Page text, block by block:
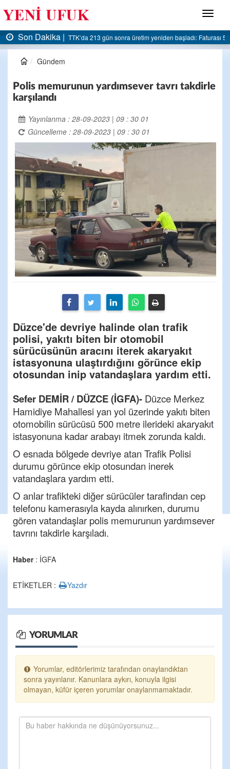
Menü
sonra üretim yeniden başladı: Faturası 5 milyar liraya dayandı
Son Dakika |AK Parti Ereğli
Gündem
Polis memurunun yardımsever tavrı takdirle
karşılandı
Yayınlanma : 28-09-2023 | 09 : 30 01
Güncelleme : 28-09-2023 | 09 : 30 01
Düzce'de devriye halinde olan trafik
polisi, yakıtı biten bir otomobil
sürücüsünün aracını iterek akaryakıt
istasyonuna ulaştırdığını görünce ekip
otosundan inip vatandaşlara yardım etti.
Sefer DEMİR / DÜZCE (İGFA)- Düzce Merkez
Hamidiye Mahallesi yan yol üzerinde yakıtı biten
otomobilin sürücüsü 500 metre ilerideki akaryakıt
istasyonuna kadar arabayı itmek zorunda kaldı.
O esnada bölgede devriye atan Trafik Polisi
durumu görünce ekip otosundan inerek
vatandaşlara yardım etti.
O anlar trafikteki diğer sürücüler tarafindan cep
telefonu kamerasıyla kayda alınırken, durumu
gören vatandaşlar polis memurunun yardımsever
tavrını takdirle karşıladı.
Haber: İGFA
ETİKETLER : Yazdır
YORUMLAR
Yorumlar, editörlerimiz tarafından onaylandıktan
sonra yayınlanır. Kanunlara aykırı, konuyla ilgisi
olmayan, küfür içeren yorumlar onaylanmamaktadır.